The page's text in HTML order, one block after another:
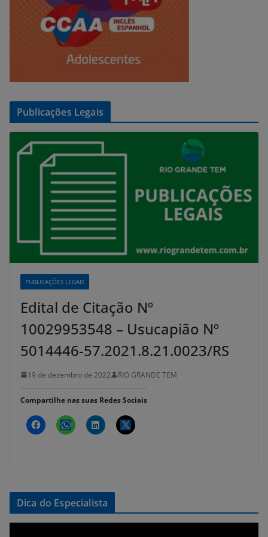
Publicações Legais
PUBLICAÇÕES LEGAIS
Edital de Citação Nº
10029953548 – Usucapião Nº
5014446-57.2021.8.21.0023/RS
19 de dezembro de 2022 RIO GRANDE TEM
Compartilhe nas suas Redes Sociais
Dica do Especialista